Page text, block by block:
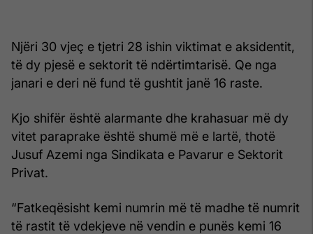
Njëri 30 vjeç e tjetri 28 ishin viktimat e aksidentit,
të dy pjesë e sektorit të ndërtimtarisë. Qe nga
janari e deri në fund të gushtit janë 16 raste.
Kjo shifër është alarmante dhe krahasuar më dy
vitet paraprake është shumë më e lartë, thotë
Jusuf Azemi nga Sindikata e Pavarur e Sektorit
Privat.
“Fatkeqësisht kemi numrin më të madhe të numrit
të rastit të vdekjeve në vendin e punës kemi 16